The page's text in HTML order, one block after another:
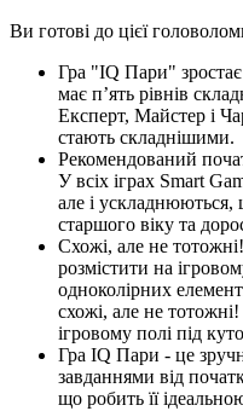
Ви готові до цієї
Гра "IQ Пари"
має п’ять рівнів
Експерт, Майстер і
стають складнішими.
Рекомендований
У всіх іграх Smart
але і ускладнюються,
старшого віку та
Схожі, але не
розмістити на
одноколірних
схожі, але не
ігровому полі під
Гра IQ Пари - це
завданнями від
що робить її